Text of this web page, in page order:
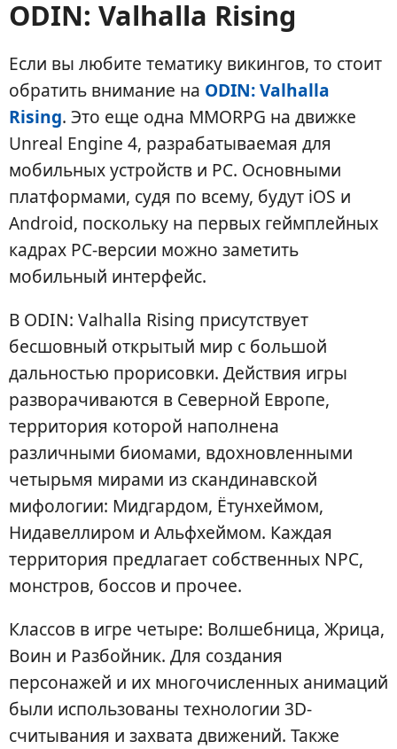
ODIN: Valhalla Rising
Если вы любите тематику викингов, то стоит
обратить внимание на ODIN: Valhalla
Rising. Это еще одна MMORPG на движке
Unreal Engine 4, разрабатываемая для
мобильных устройств и PC. Основными
платформами, судя по всему, будут iOS и
Android, поскольку на первых геймплейных
кадрах PC-версии можно заметить
мобильный интерфейс.
В ODIN: Valhalla Rising присутствует
бесшовный открытый мир с большой
дальностью прорисовки. Действия игры
разворачиваются в Северной Европе,
территория которой наполнена
различными биомами, вдохновленными
четырьмя мирами из скандинавской
мифологии: Мидгардом, Ётунхеймом,
Нидавеллиром и Альфхеймом. Каждая
территория предлагает собственных NPC,
монстров, боссов и прочее.
Классов в игре четыре: Волшебница, Жрица,
Воин и Разбойник. Для создания
персонажей и их многочисленных анимаций
были использованы технологии 3D-
считывания и захвата движений. Также